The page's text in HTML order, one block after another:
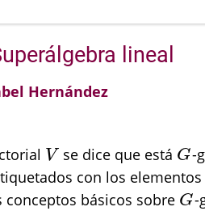
lineal
Hernández
V
V se dice que está G
G -
con los
conceptos básicos sobre G
G -